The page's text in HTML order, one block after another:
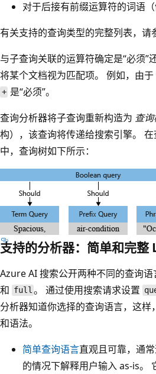
对于后接有前缀运算符的词语
有关支持的查询类型的完整列表，请
与子查询关联的运算符确定是“必须”
将某个文档视为匹配项。 例如，由于
+ 是“必须”。
查询分析器将子查询重新构造为 查
构），该查询将传递给搜索引擎。
中，查询树如下所示：
支持的分析器：简单和完整
Azure AI 搜索公开两种不同的查询语
和 full 。 通过使用搜索请求设置
分析器知道你选择的查询语言，这
和语法。
简单查询语言直观且可靠，通
的情况下解释用户输入 as-is。